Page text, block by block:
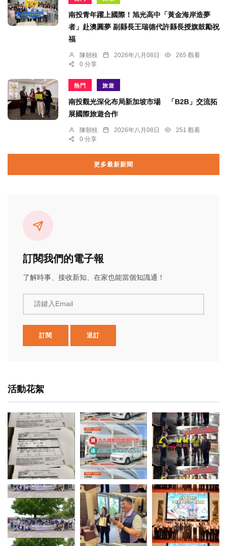
南投青年躍上國際！旭光高中「黃金海岸造夢
者」赴澳圓夢 副縣長王瑞德代許縣長授旗鼓勵祝
福
陳朝枝 2026年八月08日
265 觀看
0 分享
熱門 旅遊
南投觀光深化布局新加坡市場 「B2B」交流拓
展國際旅遊合作
陳朝枝 2026年八月08日
251 觀看
0 分享
更多最新新聞
訂閱我們的電子報
了解時事、接收新知、在家也能當個知識通！
請鍵入Email
訂閱 退訂
活動花絮